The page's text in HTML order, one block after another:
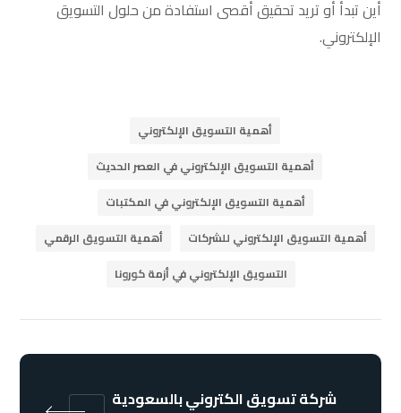
أين تبدأ أو تريد تحقيق أقصى استفادة من حلول التسويق
الإلكتروني.
أهمية التسويق الإلكتروني
أهمية التسويق الإلكتروني في العصر الحديث
أهمية التسويق الإلكتروني في المكتبات
أهمية التسويق الإلكتروني للشركات
أهمية التسويق الرقمي
التسويق الإلكتروني في أزمة كورونا
شركة تسويق الكتروني بالسعودية